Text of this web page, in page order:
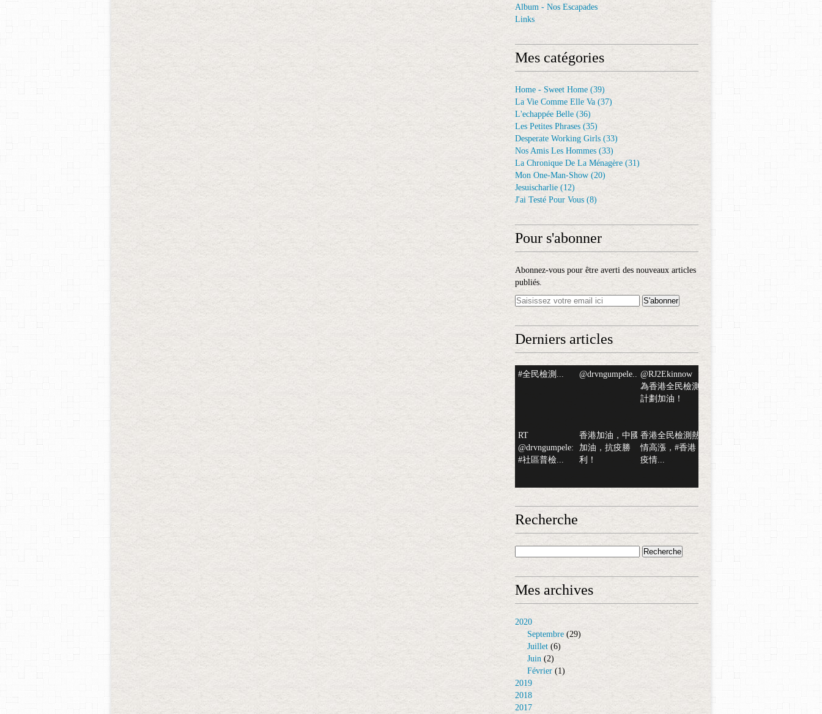
Album - Nos Escapades
Links
Mes catégories
Home - Sweet Home (39)
La Vie Comme Elle Va (37)
L'echappée Belle (36)
Les Petites Phrases (35)
Desperate Working Girls (33)
Nos Amis Les Hommes (33)
La Chronique De La Ménagère (31)
Mon One-Man-Show (20)
Jesuischarlie (12)
J'ai Testé Pour Vous (8)
Pour s'abonner
Abonnez-vous pour être averti des nouveaux articles
publiés.
Derniers articles
#全民檢測... @drvngumpele... @RJ2Ekinnow
為香港全民檢測
計劃加油！
RT
@drvngumpele:
#社區普檢...
香港加油，中國
加油，抗疫勝
利！
香港全民檢測熱
情高漲，#香港
疫情...
Recherche
Mes archives
2020
Septembre (29)
Juillet (6)
Juin (2)
Février (1)
2019
2018
2017